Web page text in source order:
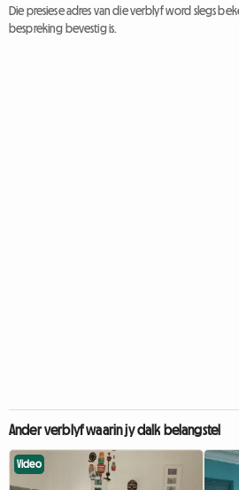
Die presiese adres van die verblyf word slegs
bespreking bevestig is.
Ander verblyf waarin jy dalk belangstel
Video